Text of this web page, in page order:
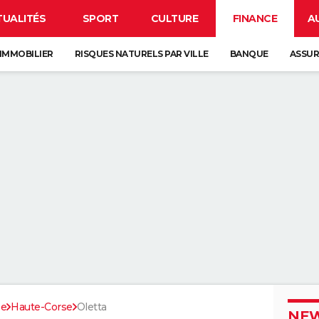
SPORT CULTURE FINANCE
RISQUES NATURELS PAR VILLE BANQUE
Haute-Corse Oletta